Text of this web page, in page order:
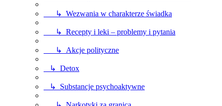
↳ Wezwania w charakterze świadka
↳ Recepty i leki – problemy i pytania
↳ Akcje polityczne
↳ Detox
↳ Substancje psychoaktywne